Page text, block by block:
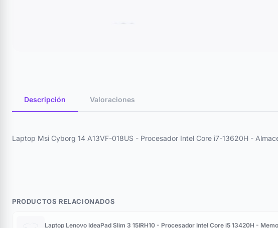
Descripción Valoraciones
Laptop Msi Cyborg 14 A13VF-018US - Procesador Intel Core i7-13620H -
PRODUCTOS RELACIONADOS
Laptop Lenovo IdeaPad Slim 3 15IRH10 - Procesador Intel Core i5 13420H -